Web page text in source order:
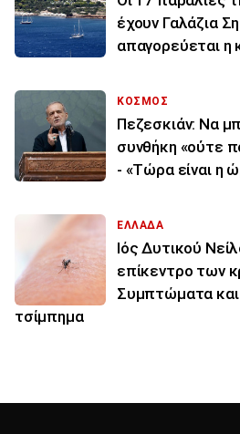
έχουν Γαλάζια
απαγορεύεται η
ΚΟΣΜΟΣ
Πεζεσκιάν: Να
συνθήκη «ούτε
- «Τώρα είναι η
ΕΛΛΑΔΑ
Ιός Δυτικού
επίκεντρο των
Συμπτώματα
τσίμπημα